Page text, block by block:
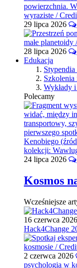
29 lipca 2026
28 lipca 2026
Edukacja
Szkolenia
Wykłady
Polecamy
24 lipca 2026
Kosmos
Wcześniejsze
16 czerwca 2026
Hack4Change
2 czerwca 2026
psychologia w